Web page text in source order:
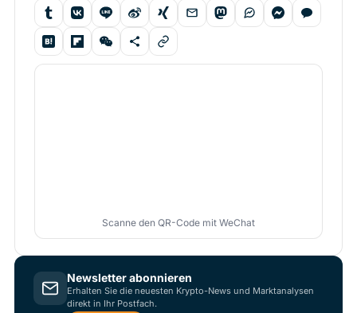
Scanne den QR-Code mit WeChat
Newsletter abonnieren
Erhalten Sie die neuesten Krypto-News und Marktanalysen
direkt in Ihr Postfach.